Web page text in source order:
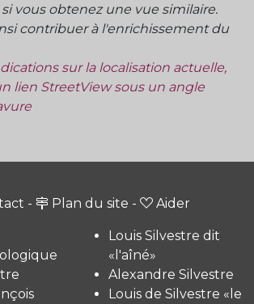
vous obtenez une vue similaire.
contribuer à l'enrichissement du
sur la localisation actuelle,
lien StreetView sous un angle
- Plan du site - Aider
Louis Silvestre dit
«l'aîné»
Alexandre Silvestre
Louis de Silvestre «le